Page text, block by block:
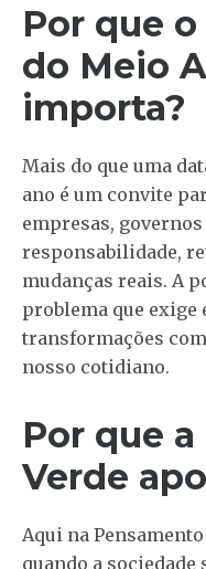
Por que
do Meio
importa?
Mais do que uma
ano é um convite
empresas,
responsabilidade,
mudanças reais. A
problema que exige
transformações
nosso cotidiano.
Por que
Verde
Aqui na
quando a sociedade